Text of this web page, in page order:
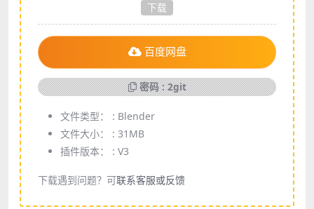
下载
百度网盘
密码 : 2git
文件类型： : Blender
文件大小： : 31MB
插件版本： : V3
下载遇到问题？可联系客服或反馈